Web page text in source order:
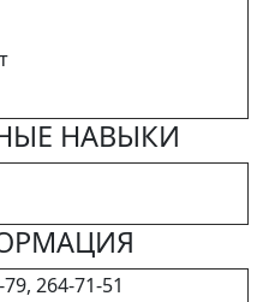
НАВЫКИ
264-71-51